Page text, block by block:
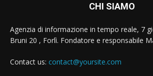
CHI SIAMO
Agenzia di informazione in tempo reale, 7
Bruni 20 , Forlì. Fondatore e responsabile
Contact us: contact@yoursite.com